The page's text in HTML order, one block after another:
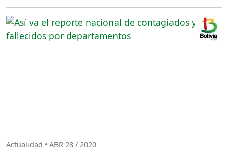
Actualidad • ABR 28 / 2020